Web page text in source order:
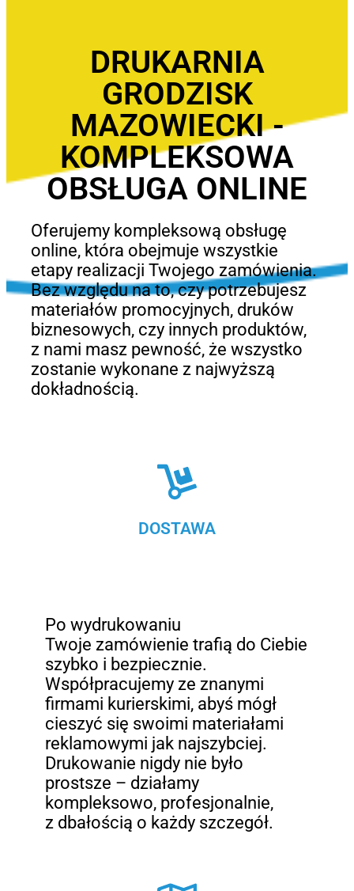
DRUKARNIA
GRODZISK
MAZOWIECKI -
KOMPLEKSOWA
OBSŁUGA ONLINE
Oferujemy kompleksową obsługę
online, która obejmuje wszystkie
etapy realizacji Twojego zamówienia.
Bez względu na to, czy potrzebujesz
materiałów promocyjnych, druków
biznesowych, czy innych produktów,
z nami masz pewność, że wszystko
zostanie wykonane z najwyższą
dokładnością.
DOSTAWA
Po wydrukowaniu
Twoje zamówienie trafią do Ciebie
szybko i bezpiecznie.
Współpracujemy ze znanymi
firmami kurierskimi, abyś mógł
cieszyć się swoimi materiałami
reklamowymi jak najszybciej.
Drukowanie nigdy nie było
prostsze – działamy
kompleksowo, profesjonalnie,
z dbałością o każdy szczegół.